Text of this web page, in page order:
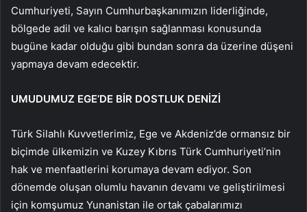
Cumhuriyeti, Sayın Cumhurbaşkanımızın liderliğinde,
bölgede adil ve kalıcı barışın sağlanması konusunda
bugüne kadar olduğu gibi bundan sonra da üzerine düşeni
yapmaya devam edecektir.
UMUDUMUZ EGE’DE BİR DOSTLUK DENİZİ
Türk Silahlı Kuvvetlerimiz, Ege ve Akdeniz’de ormansız bir
biçimde ülkemizin ve Kuzey Kıbrıs Türk Cumhuriyeti’nin
hak ve menfaatlerini korumaya devam ediyor. Son
dönemde oluşan olumlu havanın devamı ve geliştirilmesi
için komşumuz Yunanistan ile ortak çabalarımızı